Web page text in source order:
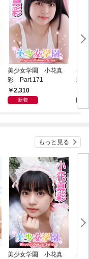
美少女学園 小花真
彩 Part.171
2,310
新着
美
彩
もっと見る
美少女学園 小花真
美